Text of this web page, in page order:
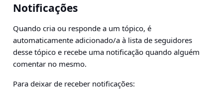
Notificações
Quando cria ou responde a um tópico, é
automaticamente adicionado/a à lista de seguidores
desse tópico e recebe uma notificação quando alguém
comentar no mesmo.
Para deixar de receber notificações: